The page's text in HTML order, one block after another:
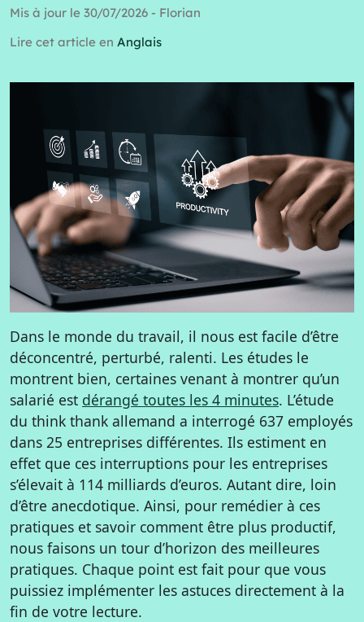
Mis à jour le 30/07/2026 - Florian
Lire cet article en Anglais
Dans le monde du travail, il nous est facile d’être
déconcentré, perturbé, ralenti. Les études le
montrent bien, certaines venant à montrer qu’un
salarié est dérangé toutes les 4 minutes. L’étude
du think thank allemand a interrogé 637 employés
dans 25 entreprises différentes. Ils estiment en
effet que ces interruptions pour les entreprises
s’élevait à 114 milliards d’euros. Autant dire, loin
d’être anecdotique. Ainsi, pour remédier à ces
pratiques et savoir comment être plus productif,
nous faisons un tour d’horizon des meilleures
pratiques. Chaque point est fait pour que vous
puissiez implémenter les astuces directement à la
fin de votre lecture.